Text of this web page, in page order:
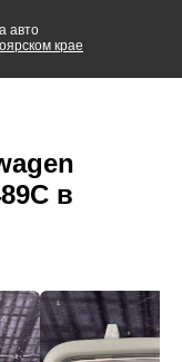
авто
крае
в